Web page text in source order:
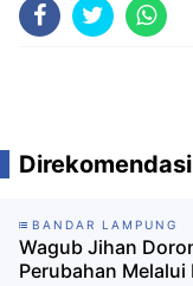
BANDAR LAMPUNG
Wagub Jihan
Perubahan Melalui